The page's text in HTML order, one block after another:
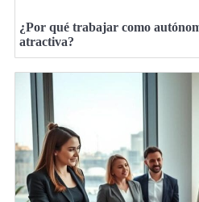
¿Por qué trabajar como
atractiva?